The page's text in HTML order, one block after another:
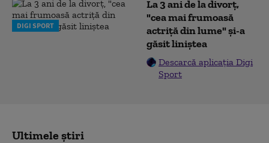
DIGI SPORT
La 3 ani de la divorț,
"cea mai frumoasă
actriță din lume" și-a
găsit liniștea
Descarcă aplicația Digi
Sport
Ultimele știri